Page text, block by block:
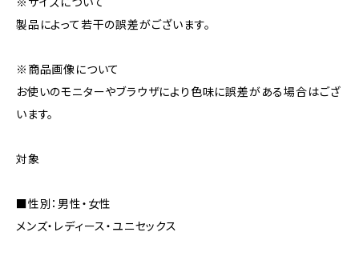
製品によって若干の誤差がございます。
※商品画像について
お使いのモニターやブラウザにより色味に誤差がある場合はござ
います。
対象
■性別：男性・女性
メンズ・レディース・ユニセックス